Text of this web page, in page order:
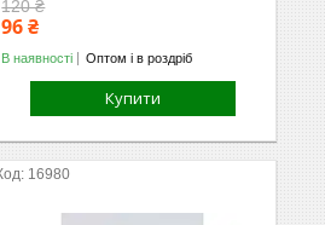
120 ₴
96 ₴
В наявності Оптом і в роздріб
Купити
16980